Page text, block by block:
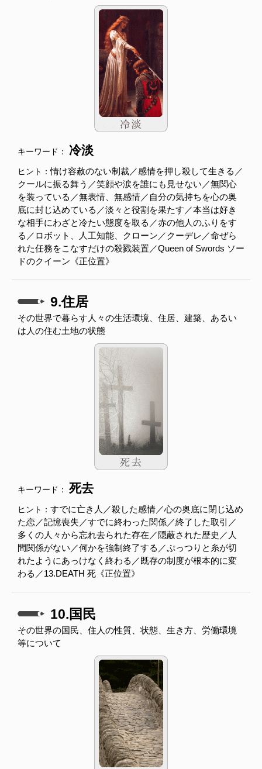
キーワード： 冷淡
ヒント：情け容赦のない制裁／感情を押し殺して生きる／
クールに振る舞う／笑顔や涙を誰にも見せない／無関心
を装っている／無表情、無感情／自分の気持ちを心の奥
底に封じ込めている／淡々と役割を果たす／本当は好き
な相手にわざと冷たい態度を取る／赤の他人のふりをす
る／ロボット、人工知能、クローン／クーデレ／命ぜら
れた任務をこなすだけの殺戮装置／Queen of Swords ソー
ドのクイーン《正位置》
9.住居
その世界で暮らす人々の生活環境、住居、建築、あるい
は人の住む土地の状態
キーワード： 死去
ヒント： すでに亡き人／殺した感情／心の奥底に閉じ込め
た恋／記憶喪失／すでに終わった関係／終了した取引／
多くの人々から忘れ去られた存在／隠蔽された歴史／人
間関係がない／何かを強制終了する／ぷっつりと糸が切
れたようにあっけなく終わる／既存の制度が根本的に変
わる／13.DEATH 死《正位置》
10.国民
その世界の国民、住人の性質、状態、生き方、労働環境
等について